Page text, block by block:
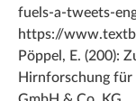
fuels-a-tweets-
https://
Pöppel, E. (200):
Hirnforschung für